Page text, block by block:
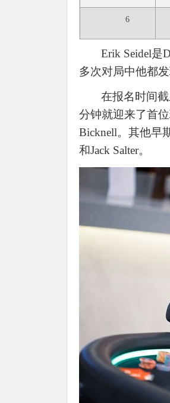
6
Erik Seidel是
多次对局中他都
在报名时间
分钟就迎来了首
Bicknell。其他早
和Jack Salter。